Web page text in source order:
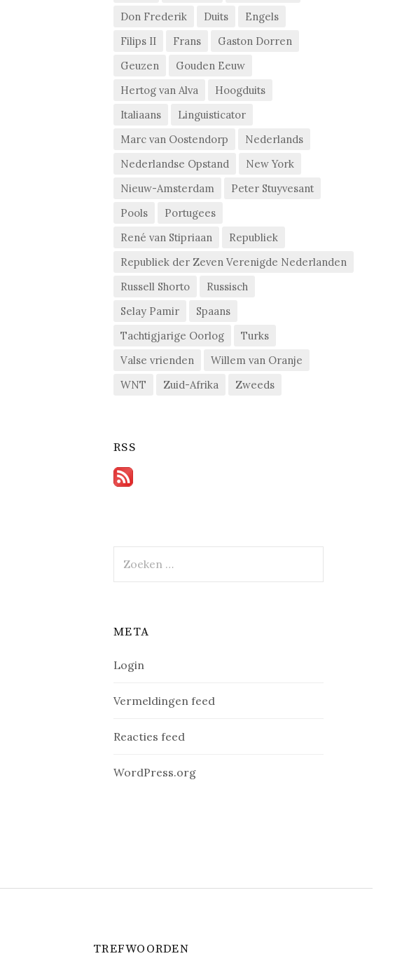
Don Frederik
Duits
Engels
Filips II
Frans
Gaston Dorren
Geuzen
Gouden Eeuw
Hertog van Alva
Hoogduits
Italiaans
Linguisticator
Marc van Oostendorp
Nederlands
Nederlandse Opstand
New York
Nieuw-Amsterdam
Peter Stuyvesant
Pools
Portugees
René van Stipriaan
Republiek
Republiek der Zeven Verenigde Nederlanden
Russell Shorto
Russisch
Selay Pamir
Spaans
Tachtigjarige Oorlog
Turks
Valse vrienden
Willem van Oranje
WNT
Zuid-Afrika Zweeds
RSS
naar:
META
Login
Vermeldingen feed
Reacties feed
WordPress.org
TREFWOORDEN